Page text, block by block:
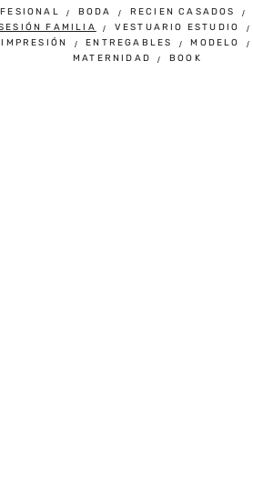
BODA RECIEN CASADOS
FAMILIA VESTUARIO ESTUDIO
IMPRESIÓN ENTREGABLES MODELO
MATERNIDAD
BOOK